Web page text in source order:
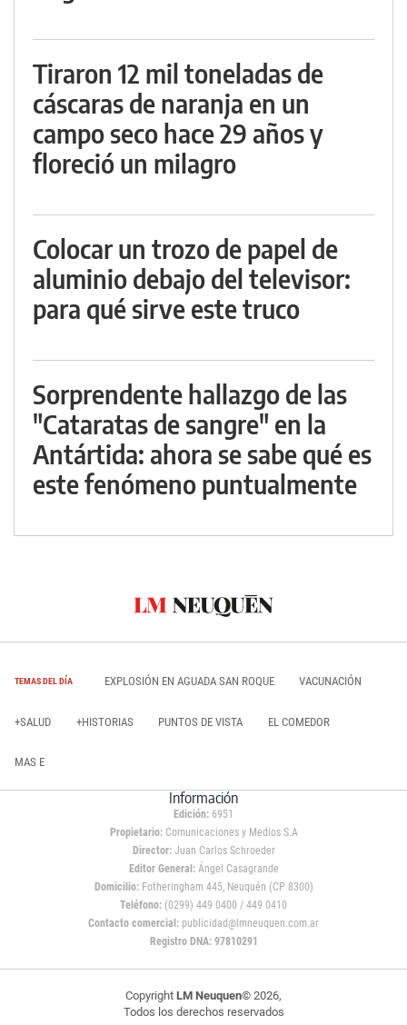
Tiraron 12 mil toneladas de
cáscaras de naranja en un
campo seco hace 29 años y
floreció un milagro
Colocar un trozo de papel de
aluminio debajo del televisor:
para qué sirve este truco
Sorprendente hallazgo de las
"Cataratas de sangre" en la
Antártida: ahora se sabe qué es
este fenómeno puntualmente
TEMAS DEL DÍA EXPLOSIÓN EN AGUADA SAN ROQUE VACUNACIÓN
+SALUD +HISTORIAS PUNTOS DE VISTA EL COMEDOR
MAS E
Información
Edición: 6951
Propietario:Comunicaciones y Medios S.A
Director: Juan Carlos Schroeder
Editor General:Ángel Casagrande
Domicilio:Fotheringham 445, Neuquén (CP 8300)
Teléfono: (0299) 449 0400 / 449 0410
Contacto comercial: publicidad@lmneuquen.com.ar
Registro DNA: 97810291
Copyright LM Neuquen© 2026,
Todos los derechos reservados